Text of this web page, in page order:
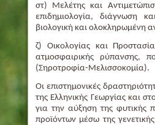
στ) Μελέτης και
επιδημιολογία, διάγνωση
βιολογική και ολοκληρωμένη
ζ) Οικολογίας και
ατμοσφαιρικής ρύπανσης,
(Σηροτροφία-Μελισσοκομία).
Οι επιστημονικές
της Ελληνικής Γεωργίας και
για την αύξηση της φυτικής
προϊόντων μέσω της